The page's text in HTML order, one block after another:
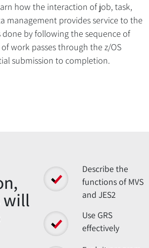
how the interaction of job, task,
management provides service to the
done by following the sequence of
work passes through the z/OS
submission to completion.